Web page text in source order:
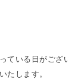
ている日がござ
たします。